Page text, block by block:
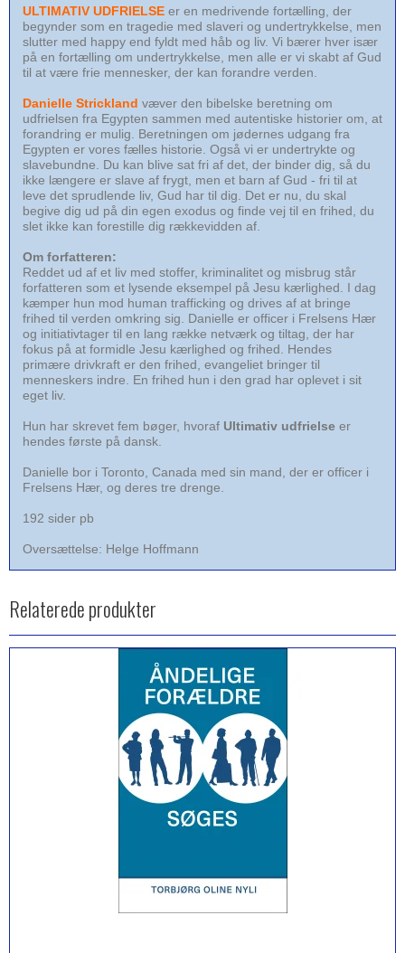
ULTIMATIV UDFRIELSE er en medrivende fortælling, der
begynder som en tragedie med slave­ri og undertrykkelse, men
slutter med happy end fyldt med håb og liv. Vi bærer hver især
på en fortælling om undertrykkelse, men alle er vi skabt af Gud
til at være frie mennesker, der kan forandre verden.
Danielle Strickland væver den bibelske beretning om
udfrielsen fra Egypten sammen med autentiske historier om, at
for­andring er mulig. Beretningen om jødernes udgang fra
Egypten er vores fælles historie. Også vi er undertrykte og
slavebundne. Du kan blive sat fri af det, der binder dig, så du
ikke længere er slave af frygt, men et barn af Gud - fri til at
leve det sprudlende liv, Gud har til dig. Det er nu, du skal
begive dig ud på din egen exodus og finde vej til en frihed, du
slet ikke kan forestille dig rækkevidden af.
Om forfatteren:
Reddet ud af et liv med stoffer, kriminalitet og misbrug står
forfatteren som et lysende eksempel på Jesu kærlighed. I dag
kæmper hun mod human trafficking og drives af at bringe
frihed til verden omkring sig. Danielle er officer i Frelsens Hær
og initiativtager til en lang række netværk og tiltag, der har
fokus på at formidle Jesu kærlighed og frihed. Hendes
primære drivkraft er den frihed, evangeliet bringer til
menneskers indre. En frihed hun i den grad har oplevet i sit
eget liv.
Hun har skrevet fem bøger, hvoraf Ultimativ udfrielse er
hendes første på dansk.
Danielle bor i Toronto, Canada med sin mand, der er officer i
Frelsens Hær, og deres tre drenge.
192 sider pb
Oversættelse: Helge Hoffmann
Relaterede produkter